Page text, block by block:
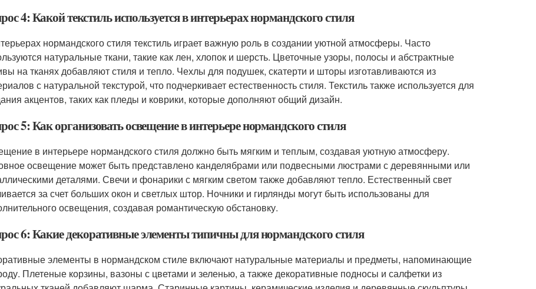
4: Какой текстиль используется в интерьерах нормандского стиля
нормандского стиля текстиль играет важную роль в создании уютной атмосферы. Часто
натуральные ткани, такие как лен, хлопок и шерсть. Цветочные узоры, полосы и абстрактные
на тканях добавляют стиля и тепло. Чехлы для подушек, скатерти и шторы изготавливаются из
с натуральной текстурой, что подчеркивает естественность стиля. Текстиль также используется для
акцентов, таких как пледы и коврики, которые дополняют общий дизайн.
5: Как организовать освещение в интерьере нормандского стиля
в интерьере нормандского стиля должно быть мягким и теплым, создавая уютную атмосферу.
освещение может быть представлено канделябрами или подвесными люстрами с деревянными или
деталями. Свечи и фонарики с мягким светом также добавляют тепло. Естественный свет
за счет больших окон и светлых штор. Ночники и гирлянды могут быть использованы для
освещения, создавая романтическую обстановку.
6: Какие декоративные элементы типичны для нормандского стиля
элементы в нормандском стиле включают натуральные материалы и предметы, напоминающие
Плетеные корзины, вазоны с цветами и зеленью, а также декоративные подносы и салфетки из